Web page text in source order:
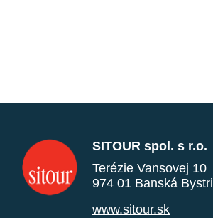
SITOUR spol. s r.o.
Terézie Vansovej 10
974 01 Banská
www.sitour.sk